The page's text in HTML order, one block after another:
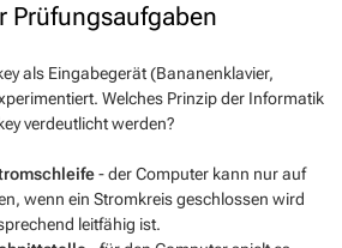
Prüfungsaufgaben
als Eingabegerät (Bananenklavier,
Welches Prinzip der Informatik
verdeutlicht werden?
- der Computer kann nur auf
wenn ein Stromkreis geschlossen wird
leitfähig ist.